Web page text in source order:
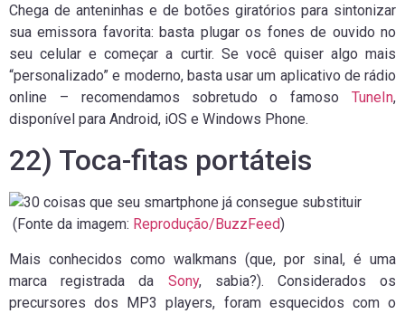
Chega de anteninhas e de botões giratórios para sintonizar
sua emissora favorita: basta plugar os fones de ouvido no
seu celular e começar a curtir. Se você quiser algo mais
“personalizado” e moderno, basta usar um aplicativo de rádio
online – recomendamos sobretudo o famoso TuneIn,
disponível para Android, iOS e Windows Phone.
22) Toca-fitas portáteis
(Fonte da imagem: Reprodução/BuzzFeed)
Mais conhecidos como walkmans (que, por sinal, é uma
marca registrada da Sony, sabia?). Considerados os
precursores dos MP3 players, foram esquecidos com o